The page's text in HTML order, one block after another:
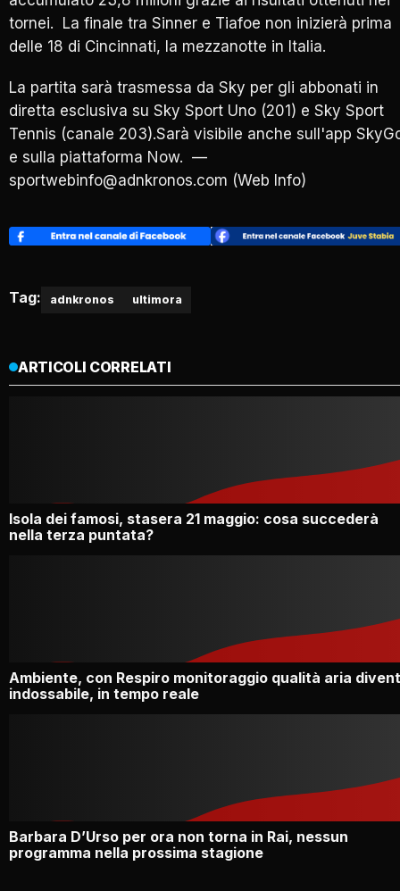
tornei. La finale tra Sinner e Tiafoe non inizierà prima
delle 18 di Cincinnati, la mezzanotte in Italia.
La partita sarà trasmessa da Sky per gli abbonati in
diretta esclusiva su Sky Sport Uno (201) e Sky Sport
Tennis (canale 203).Sarà visibile anche sull'app
e sulla piattaforma Now. —
sportwebinfo@adnkronos.com (Web Info)
Tag: adnkronos ultimora
ARTICOLI CORRELATI
Isola dei famosi, stasera 21 maggio: cosa succederà
nella terza puntata?
Ambiente, con Respiro monitoraggio qualità aria
indossabile, in tempo reale
Barbara D’Urso per ora non torna in Rai, nessun
programma nella prossima stagione